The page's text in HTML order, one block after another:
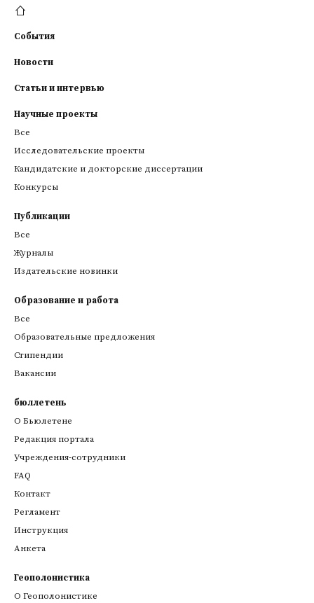
События
Новости
Статьи и интервью
Научные проекты
Все
Исследовательские проекты
Кандидатские и докторские диссертации
Конкурсы
Публикации
Все
Журналы
Издательские новинки
Образование и работа
Все
Образовательные предложения
Стипендии
Вакансии
бюллетень
О Бьюлетене
Редакция портала
Учреждения-сотрудники
FAQ
Контакт
Регламент
Инструкция
Анкета
Геополонистика
О Геополонистике